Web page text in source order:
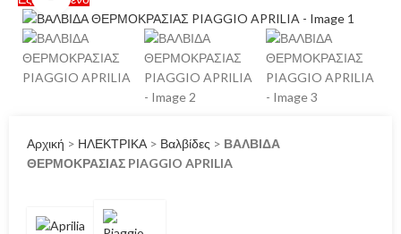
Αρχική > ΗΛΕΚΤΡΙΚΑ > Βαλβίδες > ΒΑΛΒΙΔΑ
ΘΕΡΜΟΚΡΑΣΙΑΣ PIAGGIO APRILIA